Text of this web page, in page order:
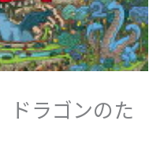
ラゴンのた